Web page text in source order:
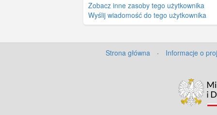
Zobacz inne zasoby tego użytkownika
Wyślij wiadomość do tego użytkownika
Strona główna · Informacje o